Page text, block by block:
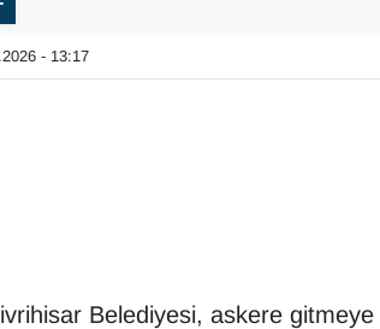
- 13:17
Belediyesi, askere